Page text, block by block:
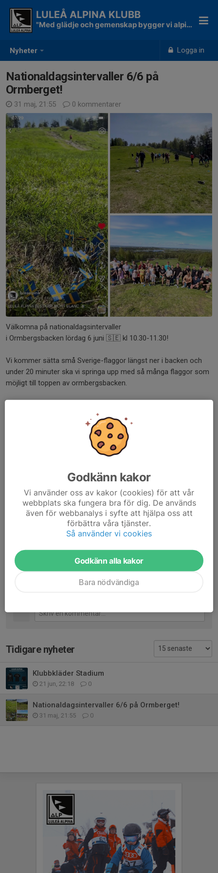
Nyheter Logga in
LULEÅ ALPINA KLUBB
"Med glädje och gemenskap bygger vi alpina skidåkare"
Nationaldagsintervaller 6/6 på
Ormberget!
31 maj, 21:55 0 kommentarer
Välkomna på nationaldagsintervaller
i Ormbergsbacken lördag 6 juni 🇸🇪 kl 10.30-11.30!
Vi kommer sätta små Sverige-flaggor längst ner i backen och
under 20 minuter ska vi springa upp med så många flaggor som
möjligt till toppen av ormbergsbacken.
samtidigt längst ner i backen.
Detta är en familjeaktivitet utan tränare så föräldrar med yngre
barn måste vara med och ta hand om sina barn.
Alla är välkomna så ta med hela familjen eller en vän!
Förra året sprang vi upp och ner tillsammans lika många
höjdmeter som Mont Blanc! Alla kör efter egen förmåga.
Svara gärna på inbjudan som skickats ut via svenska lag!
Dela nyhet
Tidigare nyheter
Klubbkläder Stadium
21 jun, 22:18 0
Nationaldagsintervaller 6/6 på Ormberget!
31 maj, 21:55 0
Godkänn kakor
Vi använder oss av kakor (cookies) för att vår
webbplats ska fungera bra för dig. De används
även för webbanalys i syfte att hjälpa oss att
förbättra våra tjänster.
Så använder vi cookies
Godkänn alla kakor
Bara nödvändiga